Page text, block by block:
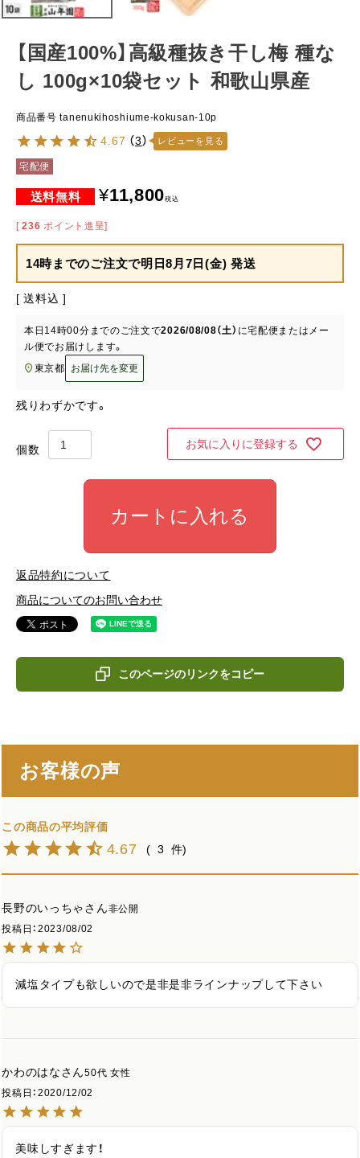
【国産100%】高級種抜き干し梅 種な
し 100g×10袋セット 和歌山県産
商品番号 tanenukihoshiume-kokusan-10p
4.67 （3） レビューを見る
宅配便
¥11,800税込
[ 236 ポイント進呈]
14時までのご注文で明日8月7日(金) 発送
送料込
本日 14時00分 までのご注文で2026/08/08（土） に宅配便またはメー
ル便でお届けします。
東京都
お届け先を変更
残りわずかです。
お気に入りに登録する
カートに入れる
返品特約について
商品についてのお問い合わせ
このページのリンクをコピー
お客様の声
4.67 3
長野のいっちゃ
非公開
投稿日
2023/08/02
減塩タイプも欲しいので是非是非ラインナップして下さい
かわのはな 50代 女性
投稿日
2020/12/02
美味しすぎます！